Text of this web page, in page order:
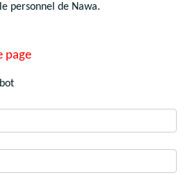
personnel de Nawa.
page